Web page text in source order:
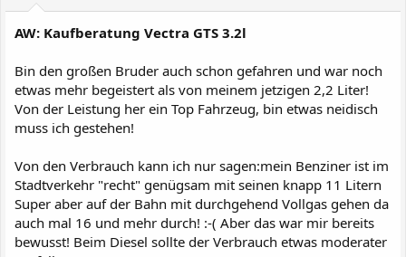
AW: Kaufberatung Vectra GTS 3.2l
Bin den großen Bruder auch schon gefahren und war noch
etwas mehr begeistert als von meinem jetzigen 2,2 Liter!
Von der Leistung her ein Top Fahrzeug, bin etwas neidisch
muss ich gestehen!
Von den Verbrauch kann ich nur sagen:mein Benziner ist im
Stadtverkehr "recht" genügsam mit seinen knapp 11 Litern
Super aber auf der Bahn mit durchgehend Vollgas gehen da
auch mal 16 und mehr durch! :-( Aber das war mir bereits
bewusst! Beim Diesel sollte der Verbrauch etwas moderater